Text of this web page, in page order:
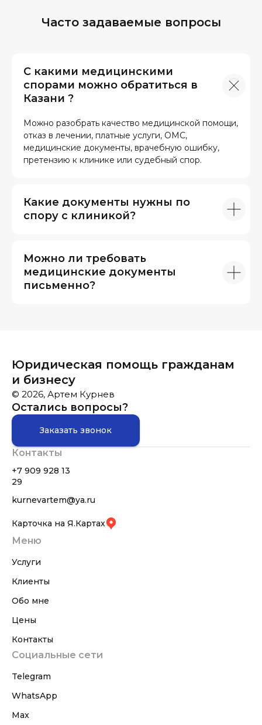
Часто задаваемые вопросы
С какими медицинскими
спорами можно обратиться в
Казани ?
Можно разобрать качество медицинской помощи,
отказ в лечении, платные услуги, ОМС,
медицинские документы, врачебную ошибку,
претензию к клинике или судебный спор.
Какие документы нужны по
спору с клиникой?
Можно ли требовать
медицинские документы
письменно?
Юридическая помощь гражданам
и бизнесу
© 2026, Артем Курнев
Остались вопросы?
Заказать звонок
Контакты
+7 909 928 13
29
kurnevartem@ya.ru
Карточка на Я.Картах
Меню
Услуги
Клиенты
Обо мне
Цены
Контакты
Социальные сети
Telegram
WhatsApp
Max